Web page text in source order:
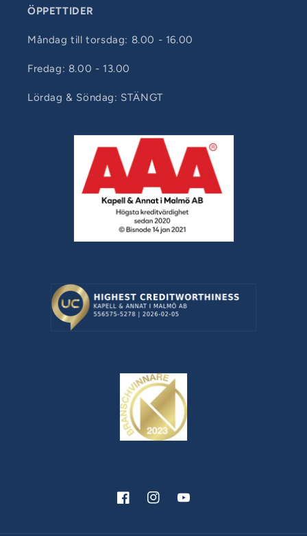
ÖPPETTIDER
Måndag till torsdag: 8.00 - 16.00
Fredag: 8.00 - 13.00
Lördag & Söndag: STÄNGT
FacebookInstagramYouTube